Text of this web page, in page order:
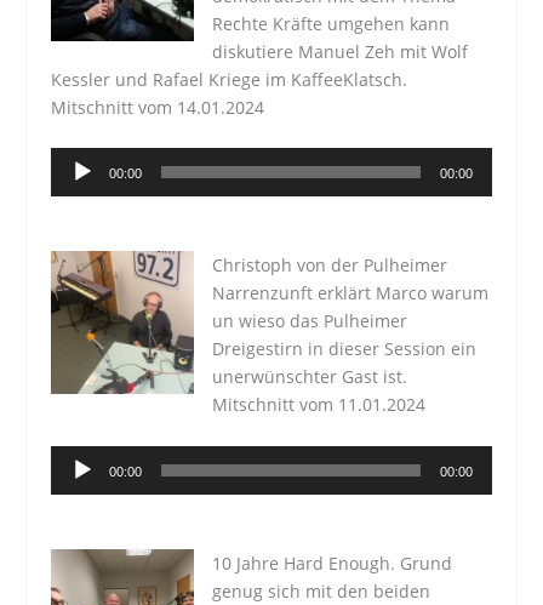
Rechte Kräfte umgehen kann
diskutiere Manuel Zeh mit Wolf
Kessler und Rafael Kriege im KaffeeKlatsch.
Mitschnitt vom 14.01.2024
Audio-
Player
00:00 00:00
Christoph von der Pulheimer
Narrenzunft erklärt Marco warum
un wieso das Pulheimer
Dreigestirn in dieser Session ein
unerwünschter Gast ist.
Mitschnitt vom 11.01.2024
Audio-
Player
00:00 00:00
10 Jahre Hard Enough. Grund
genug sich mit den beiden